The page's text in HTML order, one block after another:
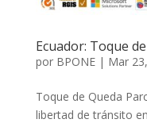
Ecuador: Toque
por BPONE| Mar
Toque de Queda
libertad de tránsito